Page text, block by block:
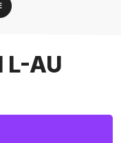
L-AU